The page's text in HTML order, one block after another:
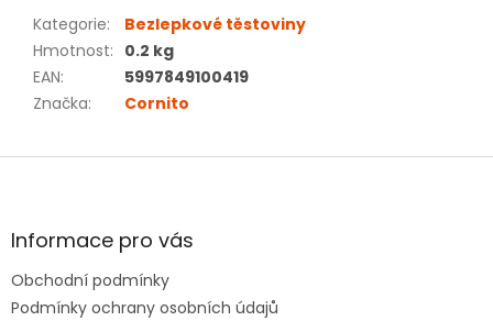
Kategorie:
Bezlepkové těstoviny
Hmotnost: 0.2 kg
EAN:
5997849100419
Značka: Cornito
Z
aInformace pro vás
Obchodní podmínky
Podmínky ochrany osobních údajů